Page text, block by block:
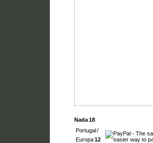
Nada 18
Portugal /
Europa12